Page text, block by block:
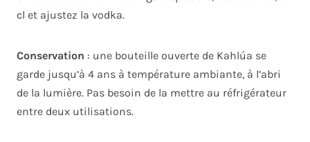
cl et ajustez la vodka.
Conservation : une bouteille ouverte de Kahlúa se
garde jusqu’à 4 ans à température ambiante, à l’abri
de la lumière. Pas besoin de la mettre au réfrigérateur
entre deux utilisations.